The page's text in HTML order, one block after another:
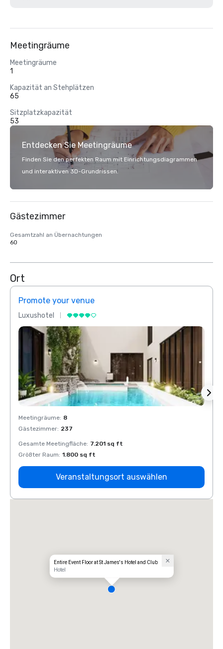
Meetingräume
Meetingräume
1
Kapazität an Stehplätzen
65
Sitzplatzkapazität
53
Entdecken Sie Meetingräume
Finden Sie den perfekten Raum mit Einrichtungsdiagrammen
und interaktiven 3D-Grundrissen.
Gästezimmer
Gesamtzahl an Übernachtungen
60
Ort
Promote your venue
Luxushotel
Meetingräume: 8
Gästezimmer: 237
Gesamte Meetingfläche: 7.201 sq ft
Größter Raum: 1.800 sq ft
Veranstaltungsort auswählen
Entire Event Floor at St James's Hotel and Club
Hotel